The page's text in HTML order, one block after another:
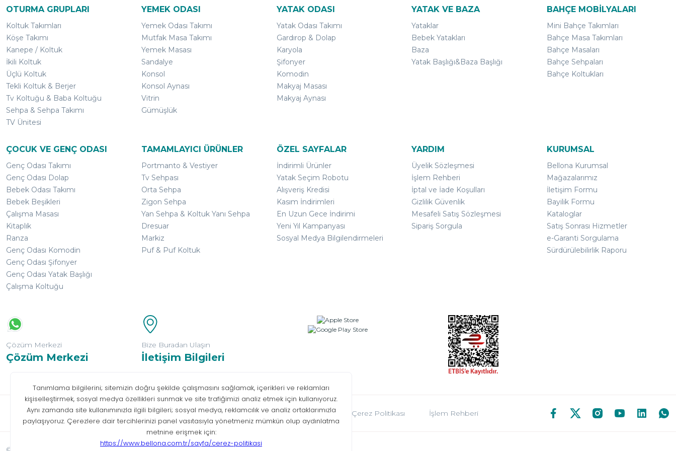
OTURMA GRUPLARI
Koltuk Takımları
Köşe Takımı
Kanepe / Koltuk
İkili Koltuk
Üçlü Koltuk
Tekli Koltuk & Berjer
Tv Koltuğu & Baba Koltuğu
Sehpa & Sehpa Takımı
TV Ünitesi
YEMEK ODASI
Yemek Odası Takımı
Mutfak Masa Takımı
Yemek Masası
Sandalye
Konsol
Konsol Aynası
Vitrin
Gümüşlük
YATAK ODASI
Yatak Odası Takımı
Gardırop & Dolap
Karyola
Şifonyer
Komodin
Makyaj Masası
Makyaj Aynası
YATAK VE BAZA
Yataklar
Bebek Yatakları
Baza
Yatak Başlığı&Baza Başlığı
BAHÇE MOBİLYALARI
Mini Bahçe Takımları
Bahçe Masa Takımları
Bahçe Masaları
Bahçe Sehpaları
Bahçe Koltukları
ÇOCUK VE GENÇ ODASI
Genç Odası Takımı
Genç Odası Dolap
Bebek Odası Takımı
Bebek Beşikleri
Çalışma Masası
Kitaplık
Ranza
Genç Odası Komodin
Genç Odası Şifonyer
Genç Odası Yatak Başlığı
Çalışma Koltuğu
TAMAMLAYICI ÜRÜNLER
Portmanto & Vestiyer
Tv Sehpası
Orta Sehpa
Zigon Sehpa
Yan Sehpa & Koltuk Yanı Sehpa
Dresuar
Markiz
Puf & Puf Koltuk
ÖZEL SAYFALAR
İndirimli Ürünler
Yatak Seçim Robotu
Alışveriş Kredisi
Kasım İndirimleri
En Uzun Gece İndirimi
Yeni Yıl Kampanyası
Sosyal Medya Bilgilendirmeleri
YARDIM
Üyelik Sözleşmesi
İşlem Rehberi
İptal ve İade Koşulları
Gizlilik Güvenlik
Mesafeli Satış Sözleşmesi
Sipariş Sorgula
KURUMSAL
Bellona Kurumsal
Mağazalarımız
İletişim Formu
Bayilik Formu
Kataloglar
Satış Sonrası Hizmetler
e-Garanti Sorgulama
Sürdürülebilirlik Raporu
Çözüm Merkezi
Çözüm Merkezi
Bize Buradan Ulaşın
İletişim Bilgileri
Bilgi Toplumu Hizmetleri KVKK Çerez Politikası İşlem Rehberi